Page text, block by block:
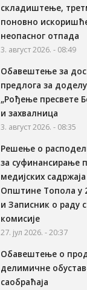
складиштење,
поновно
неопасног отпада
3. август 2026. - 08:49
Обавештење за
предлога за
„Рођење пресвете
и захвалница
3. август 2026. - 08:35
Решење о
за суфинансирање
медијских
Општине Топола у
и Записник о раду
комисије
27. јул 2026. - 20:37
Обавештење о
делимичне
саобраћаја